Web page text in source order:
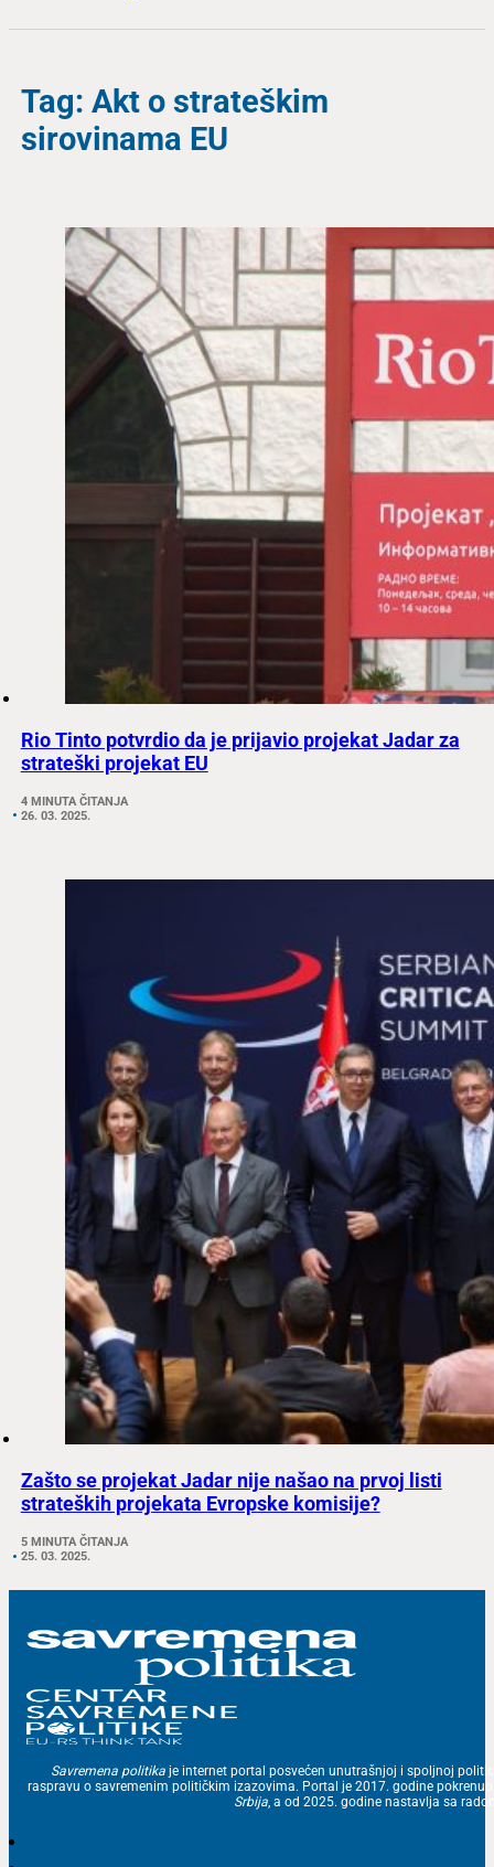
Tag: Akt o strateškim
sirovinama EU
Rio Tinto potvrdio da je prijavio projekat Jadar za
strateški projekat EU
4 MINUTA ČITANJA
26. 03. 2025.
Zašto se projekat Jadar nije našao na prvoj listi
strateških projekata Evropske komisije?
5 MINUTA ČITANJA
25. 03. 2025.
Savremena politika je internet portal posvećen unutrašnjoj i spoljnoj
raspravu o savremenim političkim izazovima. Portal je 2017. godine
Srbija , a od 2025. godine nastavlja sa